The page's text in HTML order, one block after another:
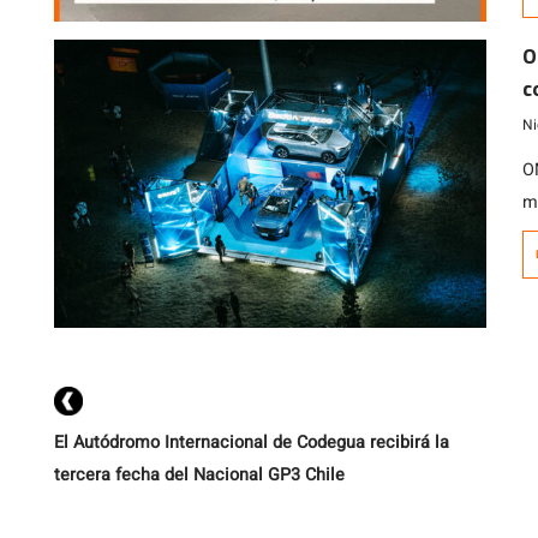
El Autódromo Internacional de Codegua recibirá la
tercera fecha del Nacional GP3 Chile